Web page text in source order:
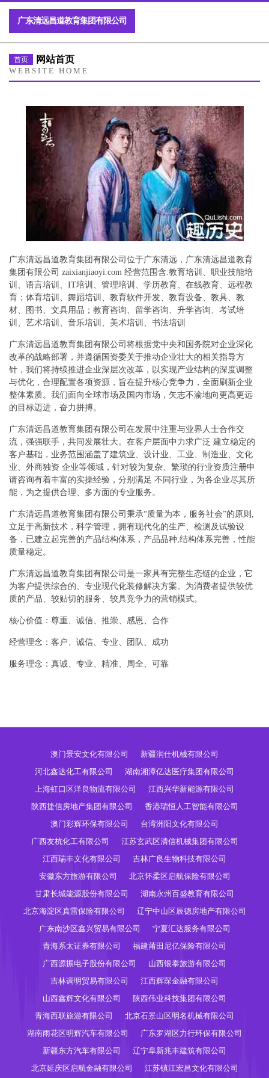
广东清远昌道教育集团有限公司
首页 网站首页
WEBSITE HOME
广东清远昌道教育集团有限公司位于广东清远，广东清远昌道教育
集团有限公司 zaixianjiaoyi.com 经营范围含:教育培训、职业技能培
训、语言培训、IT培训、管理培训、学历教育、在线教育、远程教
育；体育培训、舞蹈培训、教育软件开发、教育设备、教具、教
材、图书、文具用品；教育咨询、留学咨询、升学咨询、考试培
训、艺术培训、音乐培训、美术培训、书法培训
广东清远昌道教育集团有限公司将根据党中央和国务院对企业深化
改革的战略部署，并遵循国资委关于推动企业壮大的相关指导方
针，我们将持续推进企业深层次改革，以实现产业结构的深度调整
与优化，合理配置各项资源，旨在提升核心竞争力，全面刷新企业
整体素质。我们面向全球市场及国内市场，矢志不渝地向更高更远
的目标迈进，奋力拼搏。
广东清远昌道教育集团有限公司在发展中注重与业界人士合作交
流，强强联手，共同发展壮大。在客户层面中力求广泛 建立稳定的
客户基础，业务范围涵盖了建筑业、设计业、工业、制造业、文化
业、外商独资 企业等领域，针对较为复杂、繁琐的行业资质注册申
请咨询有着丰富的实操经验，分别满足 不同行业，为各企业尽其所
能，为之提供合理、多方面的专业服务。
广东清远昌道教育集团有限公司秉承“质量为本，服务社会”的原则,
立足于高新技术，科学管理，拥有现代化的生产、检测及试验设
备，已建立起完善的产品结构体系，产品品种,结构体系完善，性能
质量稳定。
广东清远昌道教育集团有限公司是一家具有完整生态链的企业，它
为客户提供综合的、专业现代化装修解决方案。为消费者提供较优
质的产品、较贴切的服务、较具竞争力的营销模式。
核心价值：尊重、诚信、推崇、感恩、合作
经营理念：客户、诚信、专业、团队、成功
服务理念：真诚、专业、精准、周全、可靠
澳门景安文化有限公司
新疆润仕机械有限公司
河北鑫达化工有限公司
湖南湘潭亿达医疗集团有限公司
上海虹口区洋良物流有限公司
江西兴华新能源有限公司
陕西捷信房地产集团有限公司
香港瑞恒人工智能有限公司
澳门彩辉环保有限公司
台湾洲阳文化有限公司
广西友杭化工有限公司
江苏玄武区清信机械集团有限公司
江西瑞丰文化有限公司
吉林广良生物科技有限公司
安徽东方旅游有限公司
北京怀柔区启航保险有限公司
甘肃长城能源股份有限公司
湖南永州百盛教育有限公司
北京海淀区真雷保险有限公司
辽宁中山区辰德房地产有限公司
广东南沙区鑫兴贸易有限公司
宁夏汇达服务有限公司
青海系太证券有限公司
福建莆田尼亿保险有限公司
广西源振电子股份有限公司
山西银泰旅游有限公司
吉林调明贸易有限公司
江西辉琛金融有限公司
山西鑫辉文化有限公司
陕西伟业科技集团有限公司
青海西联旅游有限公司
北京石景山区明名机械有限公司
湖南雨花区明辉汽车有限公司
广东罗湖区力行环保有限公司
新疆东方汽车有限公司
辽宁阜新兆丰建筑有限公司
北京延庆区启航金融有限公司
江苏镇江宏昌文化有限公司